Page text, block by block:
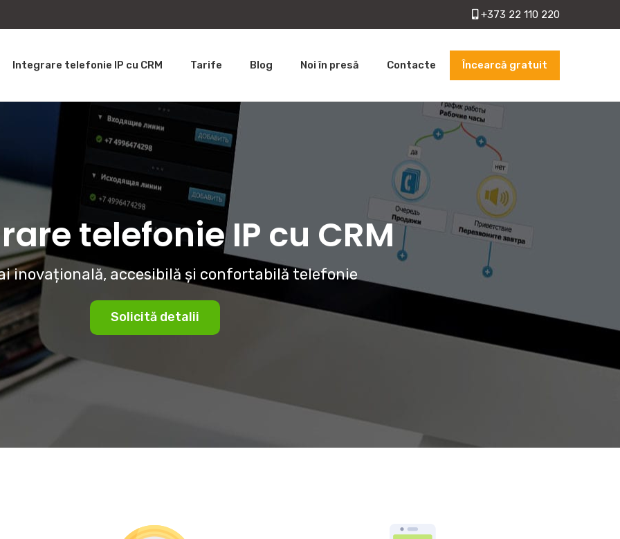
+373 22 110 220
Integrare telefonie IP cu CRM Tarife Blog Noi în presă Contacte Încearcă gratuit
telefonie IP cu CRM
inovațională, accesibilă și confortabilă telefonie
Solicită detalii